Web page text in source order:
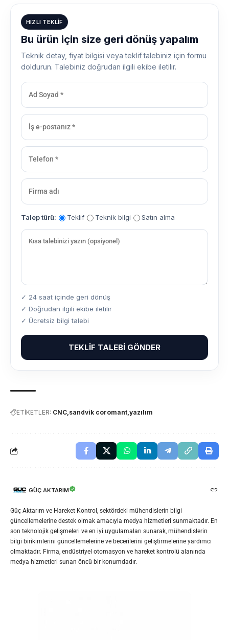
HIZLI TEKLIF
Bu ürün için size geri dönüş yapalım
Teknik detay, fiyat bilgisi veya teklif talebiniz için formu
doldurun. Talebiniz doğrudan ilgili ekibe iletilir.
Talep türü: Teklif Teknik bilgi Satın alma
✓ 24 saat içinde geri dönüş
✓ Doğrudan ilgili ekibe iletilir
✓ Ücretsiz bilgi talebi
TEKLIF TALEBI GÖNDER
ETİKETLER: CNC sandvik coromant yazılım
GÜÇ AKTARIM
Güç Aktarım ve Hareket Kontrol, sektördeki mühendislerin bilgi
güncellemelerine destek olmak amacıyla medya hizmetleri sunmaktadır. En
son teknolojik gelişmeleri ve en iyi uygulamaları sunarak, mühendislerin
bilgi birikimlerini güncellemelerine ve becerilerini geliştirmelerine yardımcı
olmaktadır. Firma, endüstriyel otomasyon ve hareket kontrolü alanında
medya hizmetleri sunan öncü bir konumdadır.